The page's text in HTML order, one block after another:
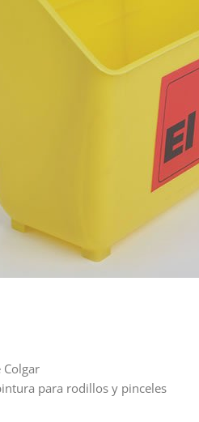
Colgar
para rodillos y pinceles